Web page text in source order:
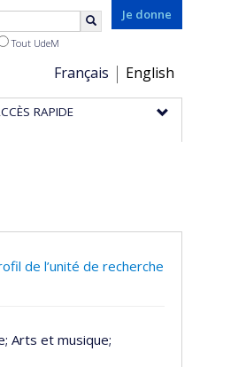
Je donne
Choix
de
la
Français English
Tout UdeM
RAPIDE
de l’unité de recherche
; Arts et musique;